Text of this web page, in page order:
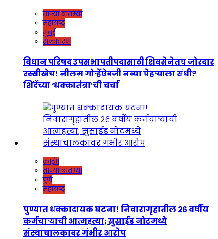
ताज्या बातम्या
महाराष्ट्र
मुंबई
राजकारण
विधान परिषद उपसभापतीपदासाठी शिवसेनेतच जोरदार
रस्सीखेच! नीलम गोऱ्हेंऐवजी नव्या चेहऱ्याला संधी?
शिंदेंच्या ‘धक्कातंत्रा’ची चर्चा
क्राईम
ताज्या बातम्या
पुणे
महाराष्ट्र
पुण्यात धक्कादायक घटना! निवारागृहातील २६ वर्षीय
कर्मचाऱ्याची आत्महत्या; सुसाईड नोटमध्ये
संस्थाचालकावर गंभीर आरोप